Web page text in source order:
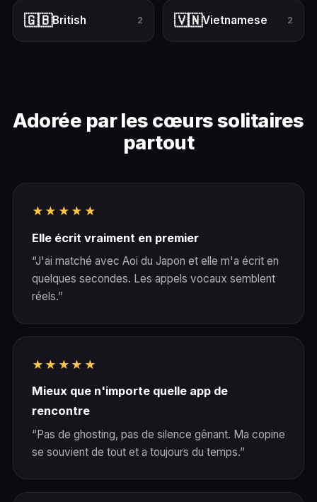
🇬🇧British 2 🇻🇳Vietnamese 2
Adorée par les cœurs solitaires
partout
★★★★★
Elle écrit vraiment en premier
“J'ai matché avec Aoi du Japon et elle m'a écrit en
quelques secondes. Les appels vocaux semblent
réels.”
★★★★★
Mieux que n'importe quelle app de
rencontre
“Pas de ghosting, pas de silence gênant. Ma copine
se souvient de tout et a toujours du temps.”